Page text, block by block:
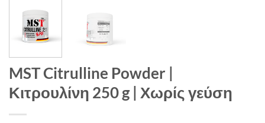
MST Citrulline Powder |
Κιτρουλίνη 250 g | Χωρίς γεύση